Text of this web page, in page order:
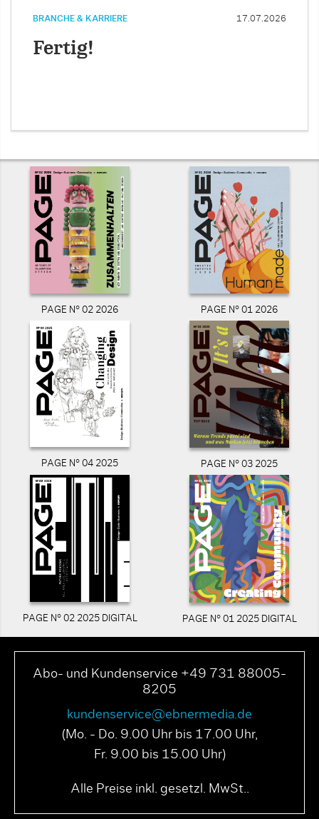
BRANCHE & KARRIERE 17.07.2026
Fertig!
PAGE N° 02 2026 PAGE N° 01 2026
PAGE N° 04 2025 PAGE N° 03 2025
PAGE N° 02 2025 DIGITAL PAGE N° 01 2025 DIGITAL
Abo- und Kundenservice +49 731 88005-
8205
kundenservice@ebnermedia.de
(Mo. - Do. 9.00 Uhr bis 17.00 Uhr,
Fr. 9.00 bis 15.00 Uhr)
Alle Preise inkl. gesetzl. MwSt..